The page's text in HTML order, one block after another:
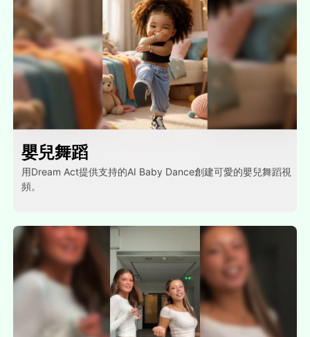
嬰兒舞蹈
用Dream Act提供支持的AI Baby Dance創建可愛的嬰兒舞蹈視
頻。